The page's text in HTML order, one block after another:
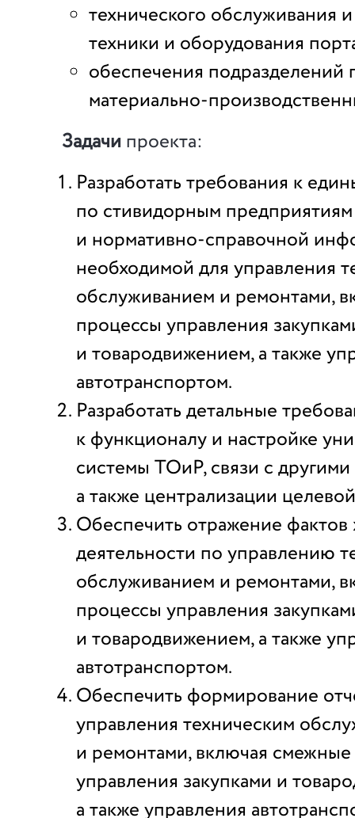
технического обслуживания
техники и оборудования
обеспечения подразделений
материально-
Задачи проекта:
Разработать требования к
по стивидорным
и нормативно-справочной
необходимой для управления
обслуживанием и ремонтами,
процессы управления
и товародвижением, а также
автотранспортом.
Разработать детальные
к функционалу и настройке
системы ТОиР, связи с
а также централизации
Обеспечить отражение фактов
деятельности по управлению
обслуживанием и ремонтами,
процессы управления
и товародвижением, а также
автотранспортом.
Обеспечить формирование
управления техническим
и ремонтами, включая
управления закупками и
а также управления